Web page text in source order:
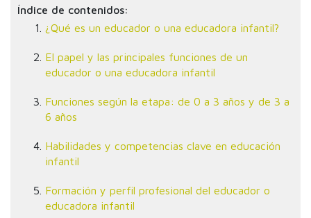
Índice de contenidos:
¿Qué es un educador o una educadora infantil?
El papel y las principales funciones de un
educador o una educadora infantil
Funciones según la etapa: de 0 a 3 años y de 3 a
6 años
Habilidades y competencias clave en educación
infantil
Formación y perfil profesional del educador o
educadora infantil